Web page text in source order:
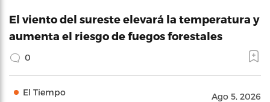
El viento del sureste elevará la temperatura y
aumenta el riesgo de fuegos forestales
0
El Tiempo Ago 5, 2026